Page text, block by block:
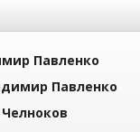
Павленко
Павленко